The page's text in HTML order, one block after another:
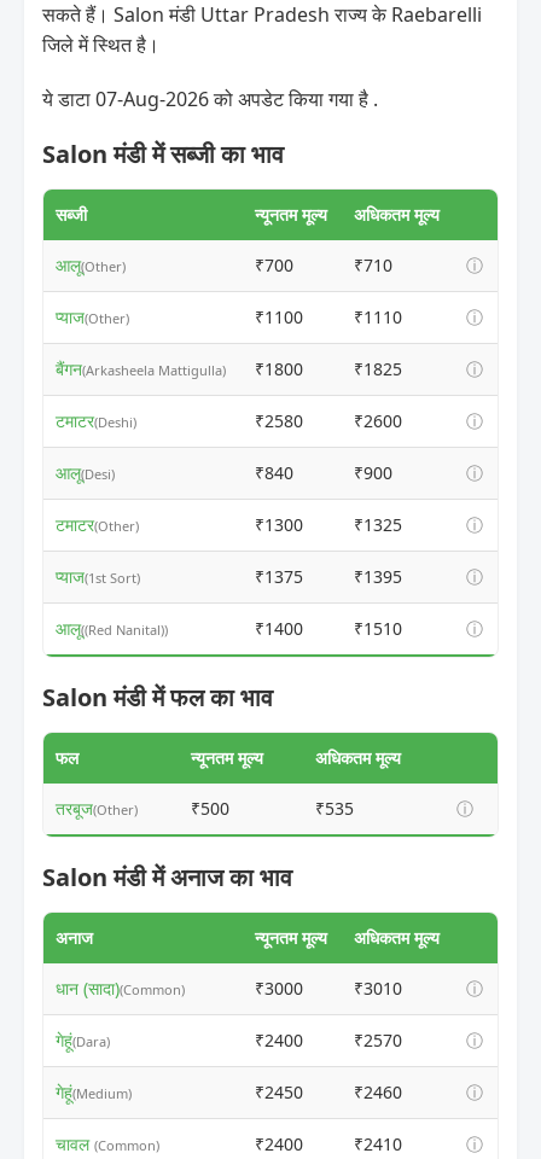
सकते हैं। Salon मंडी Uttar Pradesh राज्य के Raebarelli
जिले में स्थित है।
ये डाटा 07-Aug-2026 को अपडेट किया गया है .
Salon मंडी में सब्जी का भाव
सब्जी न्यूनतम मूल्य अधिकतम मूल्य
आलू(Other) ₹700 ₹710 ⓘ
प्याज(Other) ₹1100 ₹1110 ⓘ
बैंगन(Arkasheela Mattigulla) ₹1800 ₹1825 ⓘ
टमाटर(Deshi) ₹2580 ₹2600 ⓘ
आलू(Desi) ₹840 ₹900 ⓘ
टमाटर(Other) ₹1300 ₹1325 ⓘ
प्याज(1st Sort) ₹1375 ₹1395 ⓘ
आलू((Red Nanital)) ₹1400 ₹1510 ⓘ
Salon मंडी में फल का भाव
फल न्यूनतम मूल्य अधिकतम मूल्य
तरबूज(Other) ₹500 ₹535 ⓘ
Salon मंडी में अनाज का भाव
अनाज न्यूनतम मूल्य अधिकतम मूल्य
धान (सादा)(Common) ₹3000 ₹3010 ⓘ
गेहूं(Dara) ₹2400 ₹2570 ⓘ
गेहूं(Medium) ₹2450 ₹2460 ⓘ
चावल (Common) ₹2400 ₹2410 ⓘ